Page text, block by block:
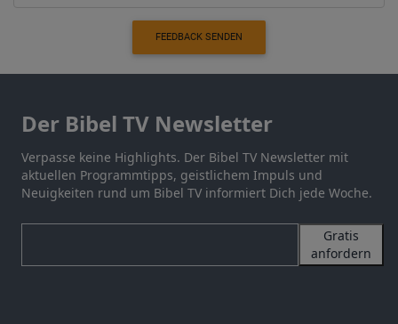
FEEDBACK SENDEN
Der Bibel TV Newsletter
Verpasse keine Highlights. Der Bibel TV Newsletter mit
aktuellen Programmtipps, geistlichem Impuls und
Neuigkeiten rund um Bibel TV informiert Dich jede Woche.
Gratis
anfordern